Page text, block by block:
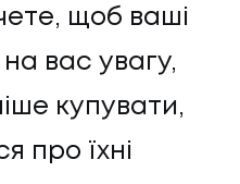
щоб ваші
вас увагу,
купувати,
про їхні